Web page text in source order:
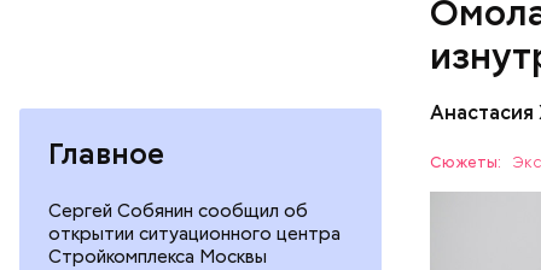
Главное
Сергей Собянин сообщил об
открытии ситуационного центра
Стройкомплекса Москвы
Сюжеты:
Дыня
наше
калий
По
щавель в